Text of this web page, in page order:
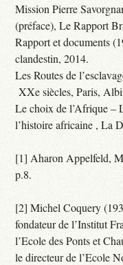
Mission Pierre
(préface), Le Rapport
Rapport et documents
clandestin, 2014.
Les Routes de
XXe siècles, Paris,
Le choix de l’Afrique –
l’histoire africaine , La
[1] Aharon Appelfeld,
p.8.
[2] Michel Coquery
fondateur de l’Institut
l’Ecole des Ponts et
le directeur de l’Ecole